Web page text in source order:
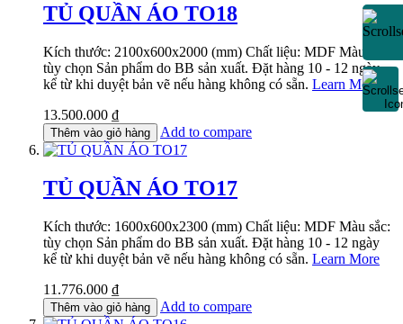
TỦ QUẦN ÁO TO18
Kích thước: 2100x600x2000 (mm) Chất liệu: MDF Màu sắc:
tùy chọn Sản phẩm do BB sản xuất. Đặt hàng 10 - 12 ngày
kể từ khi duyệt bản vẽ nếu hàng không có sẵn. Learn More
13.500.000 ₫
Thêm vào giỏ hàng Add to compare
TỦ QUẦN ÁO TO17
Kích thước: 1600x600x2300 (mm) Chất liệu: MDF Màu sắc:
tùy chọn Sản phẩm do BB sản xuất. Đặt hàng 10 - 12 ngày
kể từ khi duyệt bản vẽ nếu hàng không có sẵn. Learn More
11.776.000 ₫
Thêm vào giỏ hàng Add to compare